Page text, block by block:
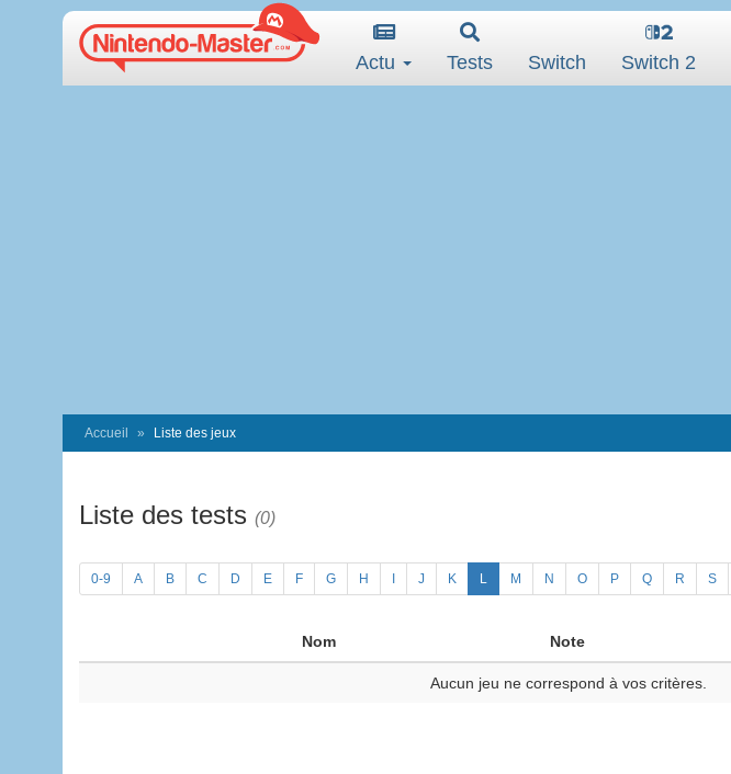
Actu Tests Switch Switch 2
Accueil Liste des jeux
Liste des tests (0)
0-9 A B C D E F G H J K L M N O P Q R S
Nom Note
Aucun jeu ne correspond à vos critères.